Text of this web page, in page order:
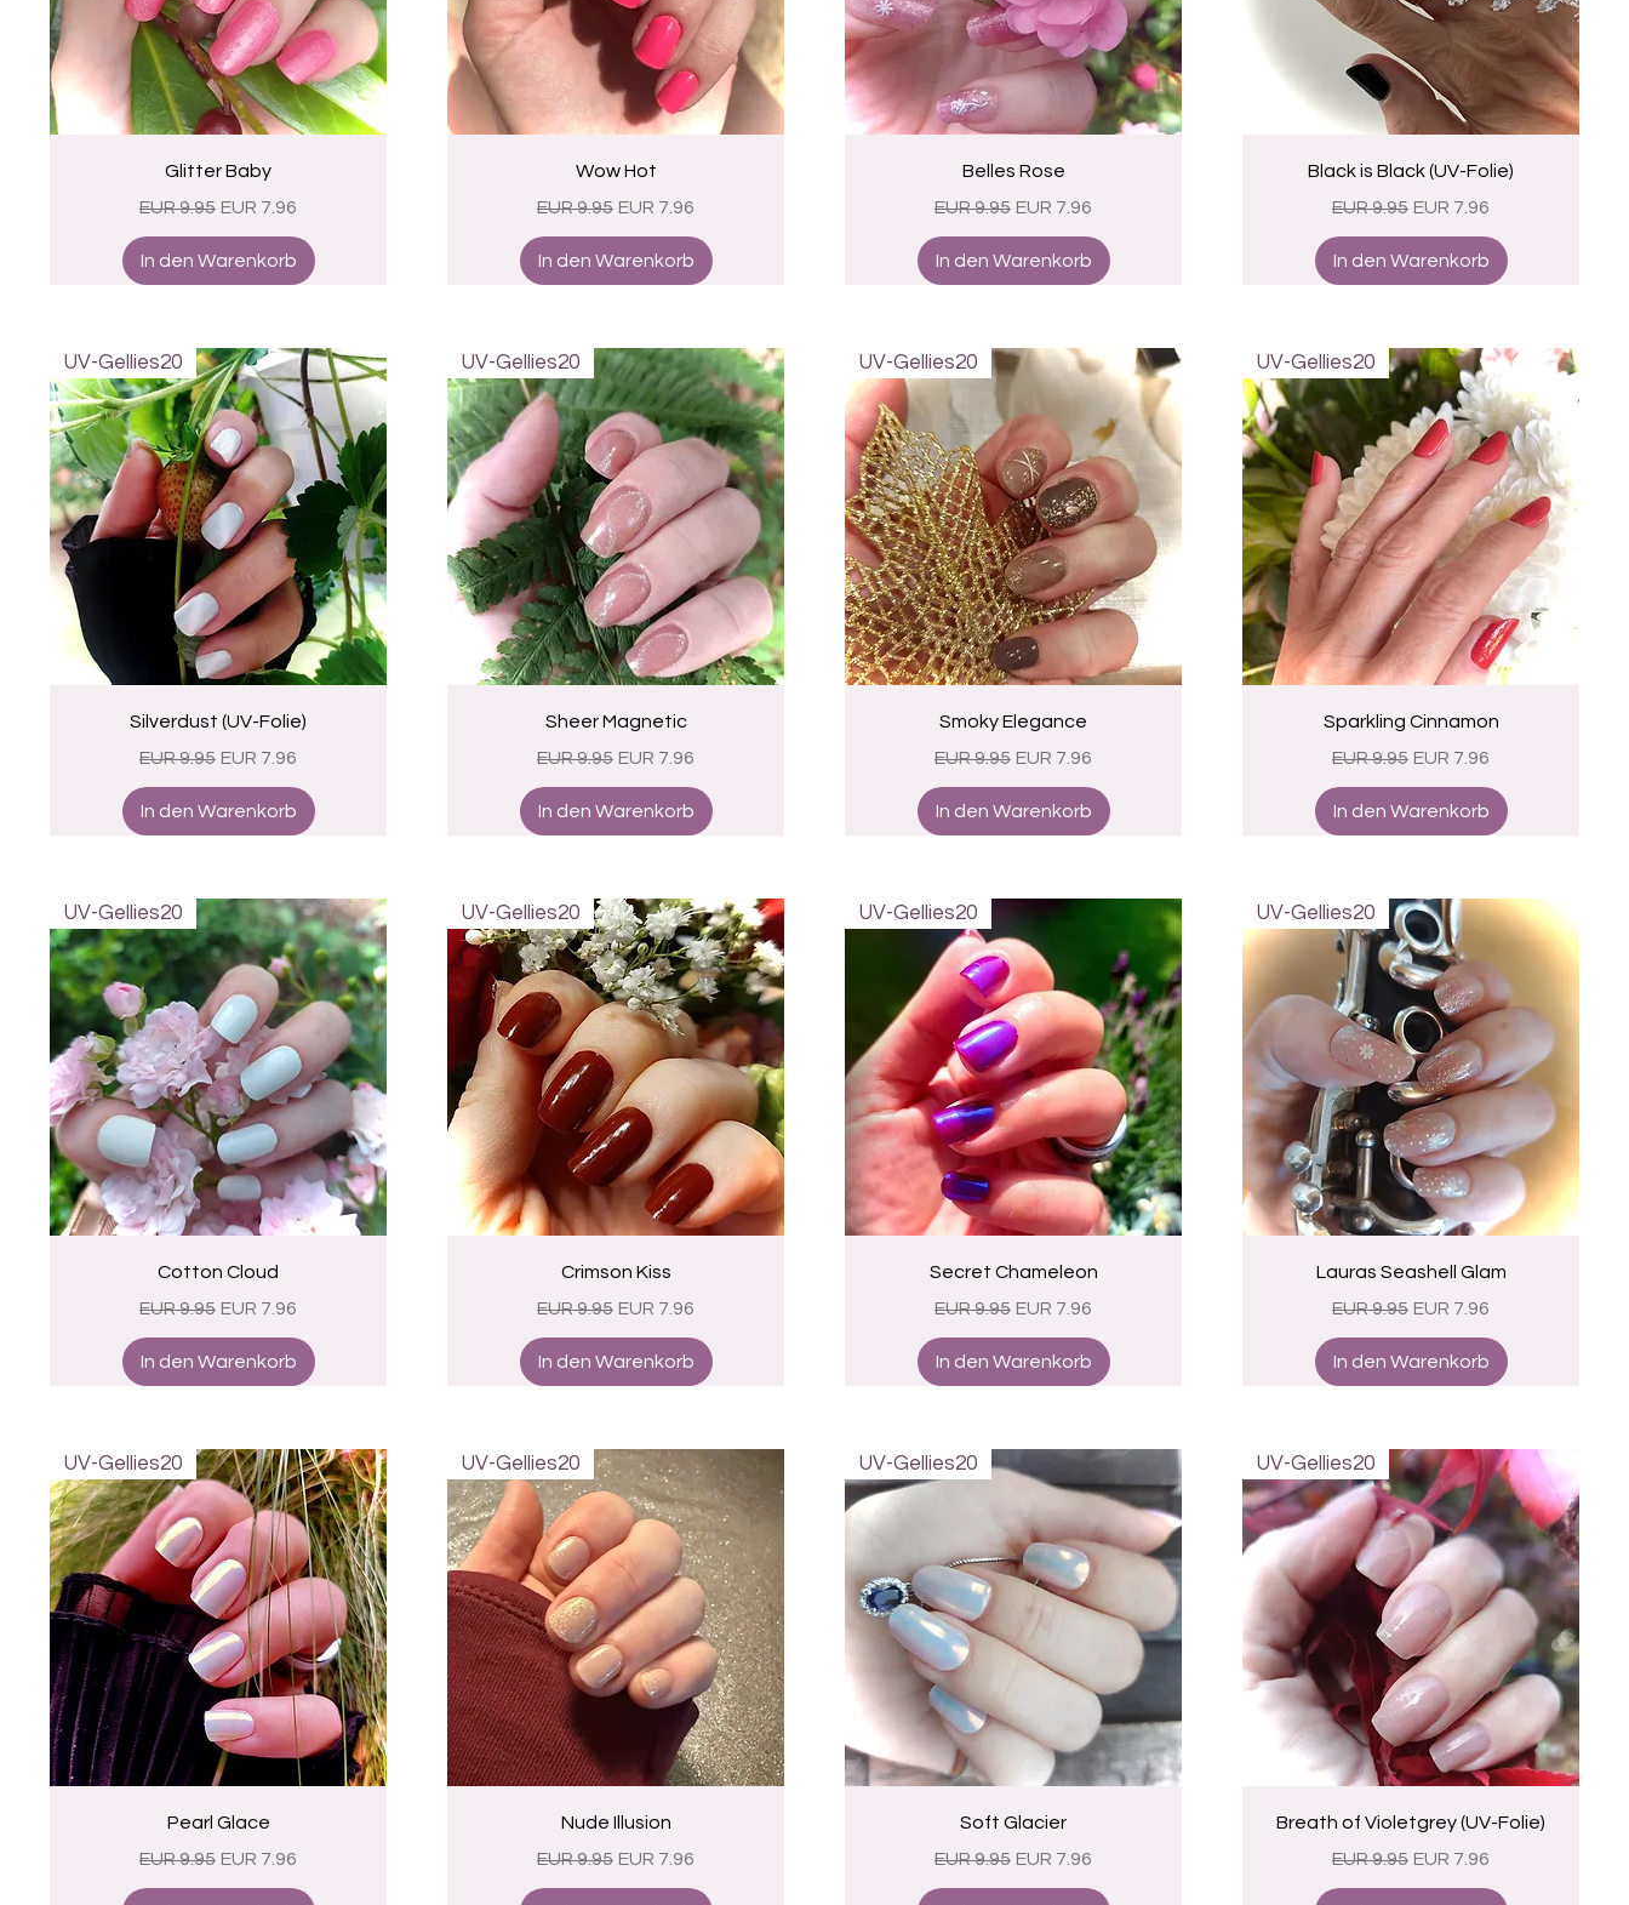
Schnellansicht
Glitter Baby
Standardpreis
EUR 9.95 Sale-Preis
EUR 7.96
In den Warenkorb
Schnellansicht
Wow Hot
Standardpreis
EUR 9.95 Sale-Preis
EUR 7.96
In den Warenkorb
Schnellansicht
Belles Rose
Standardpreis
EUR 9.95 Sale-Preis
EUR 7.96
In den Warenkorb
Schnellansicht
Black is Black (UV-Folie)
Standardpreis
EUR 9.95 Sale-Preis
EUR 7.96
In den Warenkorb
Schnellansicht
UV-Gellies20
Silverdust (UV-Folie)
Standardpreis
EUR 9.95 Sale-Preis
EUR 7.96
In den Warenkorb
Schnellansicht
UV-Gellies20
Sheer Magnetic
Standardpreis
EUR 9.95 Sale-Preis
EUR 7.96
In den Warenkorb
Schnellansicht
UV-Gellies20
Smoky Elegance
Standardpreis
EUR 9.95 Sale-Preis
EUR 7.96
In den Warenkorb
Schnellansicht
UV-Gellies20
Sparkling Cinnamon
Standardpreis
EUR 9.95 Sale-Preis
EUR 7.96
In den Warenkorb
Schnellansicht
UV-Gellies20
Cotton Cloud
Standardpreis
EUR 9.95 Sale-Preis
EUR 7.96
In den Warenkorb
Schnellansicht
UV-Gellies20
Crimson Kiss
Standardpreis
EUR 9.95 Sale-Preis
EUR 7.96
In den Warenkorb
Schnellansicht
UV-Gellies20
Secret Chameleon
Standardpreis
EUR 9.95 Sale-Preis
EUR 7.96
In den Warenkorb
Schnellansicht
UV-Gellies20
Lauras Seashell Glam
Standardpreis
EUR 9.95 Sale-Preis
EUR 7.96
In den Warenkorb
Schnellansicht
UV-Gellies20
Pearl Glace
Standardpreis
EUR 9.95 Sale-Preis
EUR 7.96
Schnellansicht
UV-Gellies20
Nude Illusion
Standardpreis
EUR 9.95 Sale-Preis
EUR 7.96
Schnellansicht
UV-Gellies20
Soft Glacier
Standardpreis
EUR 9.95 Sale-Preis
EUR 7.96
Schnellansicht
UV-Gellies20
Breath of Violetgrey (UV-Folie)
Standardpreis
EUR 9.95 Sale-Preis
EUR 7.96